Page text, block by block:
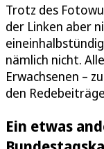
Trotz des
der Linken aber
nämlich nicht.
Erwachsenen –
den
Ein etwas